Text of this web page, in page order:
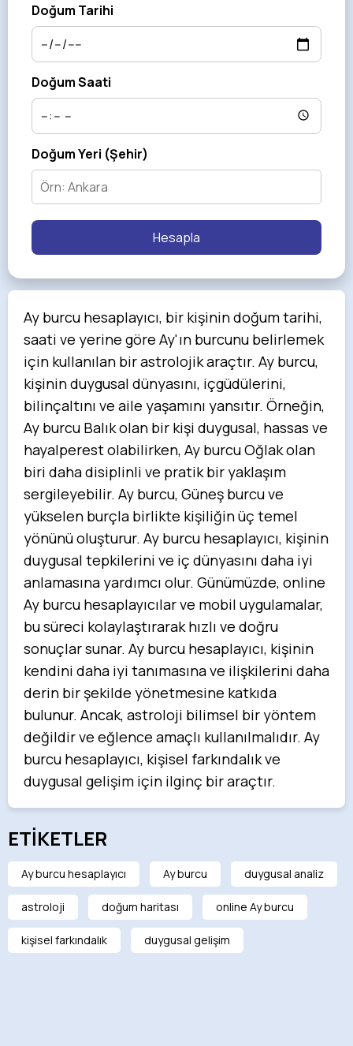
Doğum Tarihi
Doğum Saati
Doğum Yeri (Şehir)
Hesapla
Ay burcu hesaplayıcı, bir kişinin doğum tarihi,
saati ve yerine göre Ay'ın burcunu belirlemek
için kullanılan bir astrolojik araçtır. Ay burcu,
kişinin duygusal dünyasını, içgüdülerini,
bilinçaltını ve aile yaşamını yansıtır. Örneğin,
Ay burcu Balık olan bir kişi duygusal, hassas ve
hayalperest olabilirken, Ay burcu Oğlak olan
biri daha disiplinli ve pratik bir yaklaşım
sergileyebilir. Ay burcu, Güneş burcu ve
yükselen burçla birlikte kişiliğin üç temel
yönünü oluşturur. Ay burcu hesaplayıcı, kişinin
duygusal tepkilerini ve iç dünyasını daha iyi
anlamasına yardımcı olur. Günümüzde, online
Ay burcu hesaplayıcılar ve mobil uygulamalar,
bu süreci kolaylaştırarak hızlı ve doğru
sonuçlar sunar. Ay burcu hesaplayıcı, kişinin
kendini daha iyi tanımasına ve ilişkilerini daha
derin bir şekilde yönetmesine katkıda
bulunur. Ancak, astroloji bilimsel bir yöntem
değildir ve eğlence amaçlı kullanılmalıdır. Ay
burcu hesaplayıcı, kişisel farkındalık ve
duygusal gelişim için ilginç bir araçtır.
ETİKETLER
Ay burcu hesaplayıcı Ay burcu duygusal analiz
astroloji doğum haritası online Ay burcu
kişisel farkındalık duygusal gelişim